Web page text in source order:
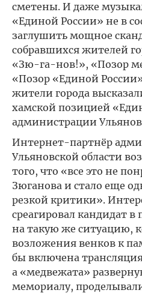
сметены. И даже
«Единой России» не в
заглушить мощное
собравшихся жителей
«Зю-га-нов!», «Позор
«Позор «Единой
жители города
хамской позицией
администрации
Интернет-партнёр
Ульяновской области
того, что «все это не
Зюганова и стало еще
резкой критики».
среагировал кандидат
на такую же ситуацию,
возложения венков к
бы включена
а «медвежата»
мемориалу,